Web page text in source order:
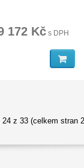
172 Kč s DPH
z 33 (celkem stran